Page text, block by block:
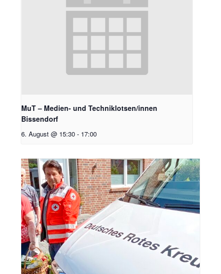
MuT – Medien- und Techniklotsen/innen
Bissendorf
6. August @ 15:30 - 17:00